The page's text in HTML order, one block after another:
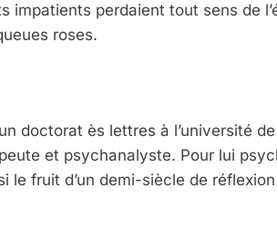
impatients perdaient tout sens de
roses.
doctorat ès lettres à l’université
et psychanalyste. Pour lui
le fruit d’un demi-siècle de
: POURQUOI JE